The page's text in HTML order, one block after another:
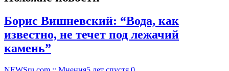
Борис Вишневский: “Вода, как
известно, не течет под лежачий
камень”